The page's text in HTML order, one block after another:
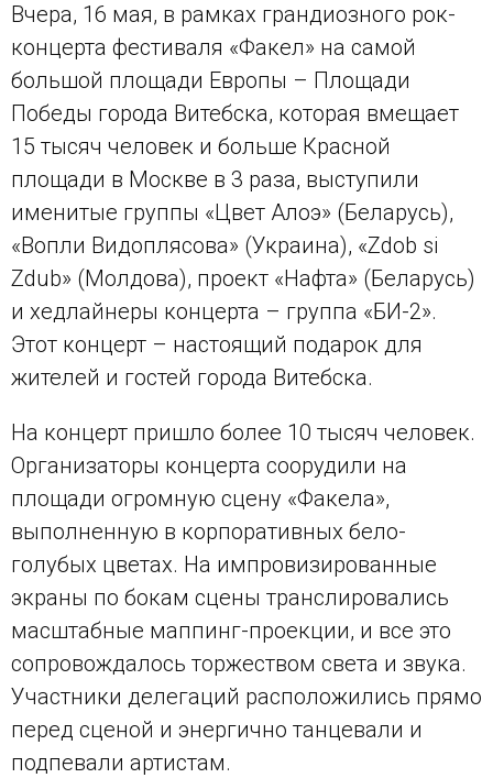
Вчера, 16 мая, в рамках грандиозного рок-
концерта фестиваля «Факел» на самой
большой площади Европы – Площади
Победы города Витебска, которая вмещает
15 тысяч человек и больше Красной
площади в Москве в 3 раза, выступили
именитые группы «Цвет Алоэ» (Беларусь),
«Вопли Видоплясова» (Украина), «Zdob si
Zdub» (Молдова), проект «Нафта» (Беларусь)
и хедлайнеры концерта – группа «БИ-2».
Этот концерт – настоящий подарок для
жителей и гостей города Витебска.
На концерт пришло более 10 тысяч человек.
Организаторы концерта соорудили на
площади огромную сцену «Факела»,
выполненную в корпоративных бело-
голубых цветах. На импровизированные
экраны по бокам сцены транслировались
масштабные маппинг-проекции, и все это
сопровождалось торжеством света и звука.
Участники делегаций расположились прямо
перед сценой и энергично танцевали и
подпевали артистам.